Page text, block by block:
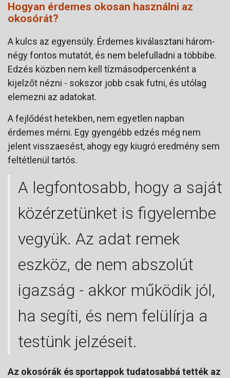
Hogyan érdemes okosan használni az
okosórát?
A kulcs az egyensúly. Érdemes kiválasztani három-
négy fontos mutatót, és nem belefulladni a többibe.
Edzés közben nem kell tízmásodpercenként a
kijelzőt nézni - sokszor jobb csak futni, és utólag
elemezni az adatokat.
A fejlődést hetekben, nem egyetlen napban
érdemes mérni. Egy gyengébb edzés még nem
jelent visszaesést, ahogy egy kiugró eredmény sem
feltétlenül tartós.
A legfontosabb, hogy a saját
közérzetünket is figyelembe
vegyük. Az adat remek
eszköz, de nem abszolút
igazság - akkor működik jól,
ha segíti, és nem felülírja a
testünk jelzéseit.
Az okosórák és sportappok tudatosabbá tették az